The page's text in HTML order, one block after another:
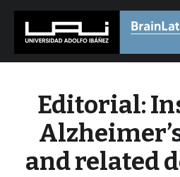
Editorial:
and related